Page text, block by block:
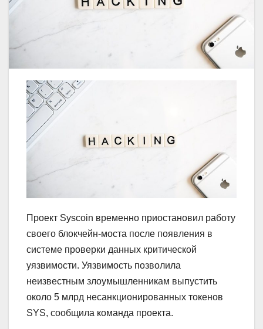
Проект Syscoin временно приостановил работу
своего блокчейн‑моста после появления в
системе проверки данных критической
уязвимости. Уязвимость позволила
неизвестным злоумышленникам выпустить
около 5 млрд несанкционированных токенов
SYS, сообщила команда проекта.